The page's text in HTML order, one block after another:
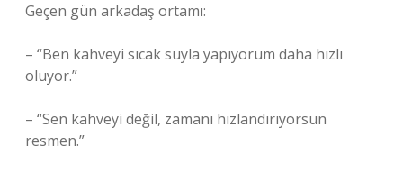
Geçen gün arkadaş ortamı:
– “Ben kahveyi sıcak suyla yapıyorum daha hızlı
oluyor.”
– “Sen kahveyi değil, zamanı hızlandırıyorsun
resmen.”